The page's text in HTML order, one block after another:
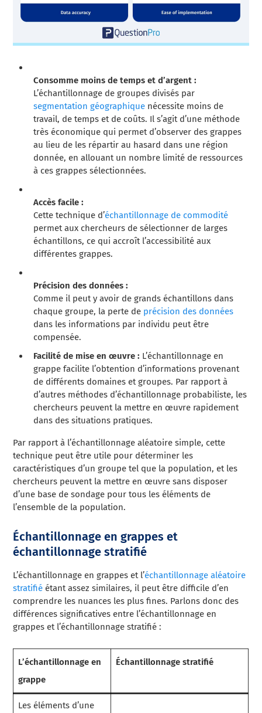
Consomme moins de temps et d’argent :
L’échantillonnage de groupes divisés par
segmentation géographique nécessite moins de
travail, de temps et de coûts. Il s’agit d’une méthode
très économique qui permet d’observer des grappes
au lieu de les répartir au hasard dans une région
donnée, en allouant un nombre limité de ressources
à ces grappes sélectionnées.
Accès facile :
Cette technique d’échantillonnage de commodité
permet aux chercheurs de sélectionner de larges
échantillons, ce qui accroît l’accessibilité aux
différentes grappes.
Précision des données :
Comme il peut y avoir de grands échantillons dans
chaque groupe, la perte de précision des données
dans les informations par individu peut être
compensée.
Facilité de mise en œuvre : L’échantillonnage en
grappe facilite l’obtention d’informations provenant
de différents domaines et groupes. Par rapport à
d’autres méthodes d’échantillonnage probabiliste, les
chercheurs peuvent la mettre en œuvre rapidement
dans des situations pratiques.
Par rapport à l’échantillonnage aléatoire simple, cette
technique peut être utile pour déterminer les
caractéristiques d’un groupe tel que la population, et les
chercheurs peuvent la mettre en œuvre sans disposer
d’une base de sondage pour tous les éléments de
l’ensemble de la population.
Échantillonnage en grappes et
échantillonnage stratifié
L’échantillonnage en grappes et l’échantillonnage aléatoire
stratifié étant assez similaires, il peut être difficile d’en
comprendre les nuances les plus fines. Parlons donc des
différences significatives entre l’échantillonnage en
grappes et l’échantillonnage stratifié :
L’échantillonnage en
grappe
Échantillonnage stratifié
Les éléments d’une